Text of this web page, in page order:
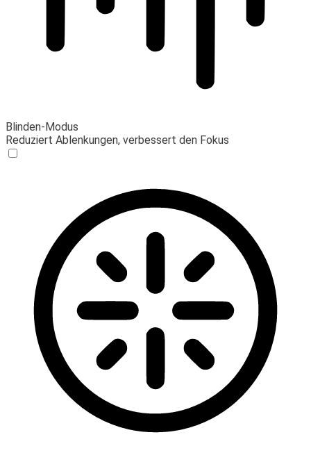
Blinden-Modus
Reduziert Ablenkungen, verbessert den Fokus